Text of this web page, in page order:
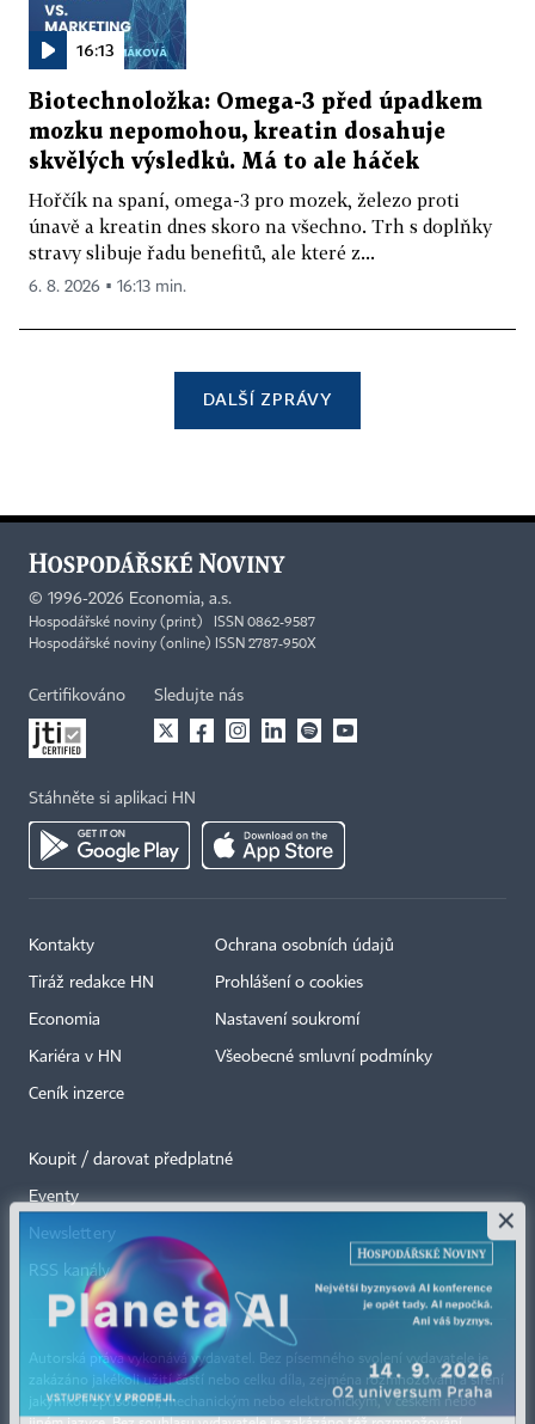
16:13
Biotechnoložka: Omega-3 před úpadkem
mozku nepomohou, kreatin dosahuje
skvělých výsledků. Má to ale háček
Hořčík na spaní, omega-3 pro mozek, železo proti
únavě a kreatin dnes skoro na všechno. Trh s doplňky
stravy slibuje řadu benefitů, ale které z...
6. 8. 2026 ▪ 16:13 min.
DALŠÍ ZPRÁVY
© 1996-2026 Economia, a.s.
Hospodářské noviny (print) ISSN 0862-9587
Hospodářské noviny (online) ISSN 2787-950X
Certifikováno Sledujte nás
Stáhněte si aplikaci HN
Kontakty
Tiráž redakce HN
Economia
Kariéra v HN
Ceník inzerce
Ochrana osobních údajů
Prohlášení o cookies
Nastavení soukromí
Všeobecné smluvní podmínky
Koupit / darovat předplatné
Eventy
Newslettery
RSS kanály
Autorská práva vykonává vydavatel. Bez písemného svolení vydavatele je
zakázáno jakékoli užití částí nebo celku díla, zejména rozmnožování a šíření
jakýmkoli způsobem, mechanickým nebo elektronickým, v českém nebo
×